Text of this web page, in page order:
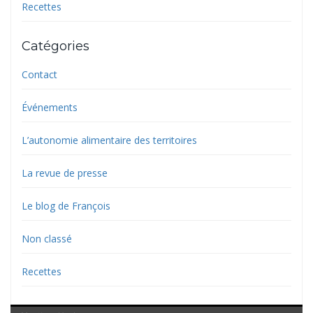
Recettes
Catégories
Contact
Événements
L’autonomie alimentaire des territoires
La revue de presse
Le blog de François
Non classé
Recettes